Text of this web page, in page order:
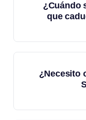
¿Cuándo
que
¿Necesito